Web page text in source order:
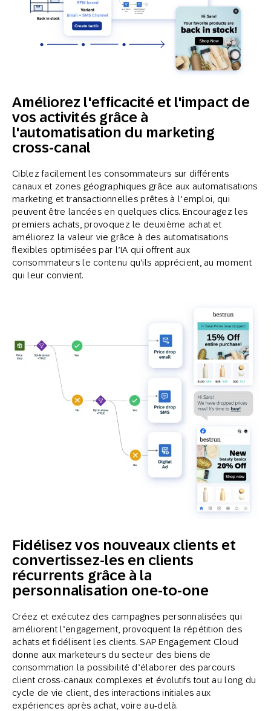
Améliorez l'efficacité et l'impact de
vos activités grâce à
l'automatisation du marketing
cross-canal
Ciblez facilement les consommateurs sur différents
canaux et zones géographiques grâce aux automatisations
marketing et transactionnelles prêtes à l’emploi, qui
peuvent être lancées en quelques clics. Encouragez les
premiers achats, provoquez le deuxième achat et
améliorez la valeur vie grâce à des automatisations
flexibles optimisées par l’IA qui offrent aux
consommateurs le contenu qu’ils apprécient, au moment
qui leur convient.
Fidélisez vos nouveaux clients et
convertissez-les en clients
récurrents grâce à la
personnalisation one-to-one
Créez et exécutez des campagnes personnalisées qui
améliorent l’engagement, provoquent la répétition des
achats et fidélisent les clients. SAP Engagement Cloud
donne aux marketeurs du secteur des biens de
consommation la possibilité d’élaborer des parcours
client cross-canaux complexes et évolutifs tout au long du
cycle de vie client, des interactions initiales aux
expériences après achat, voire au-delà.